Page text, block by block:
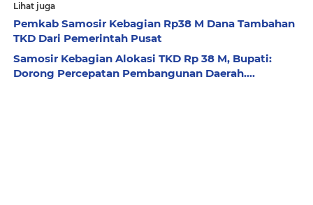
Lihat juga
Pemkab Samosir Kebagian Rp38 M Dana Tambahan
TKD Dari Pemerintah Pusat
Samosir Kebagian Alokasi TKD Rp 38 M, Bupati:
Dorong Percepatan Pembangunan Daerah....